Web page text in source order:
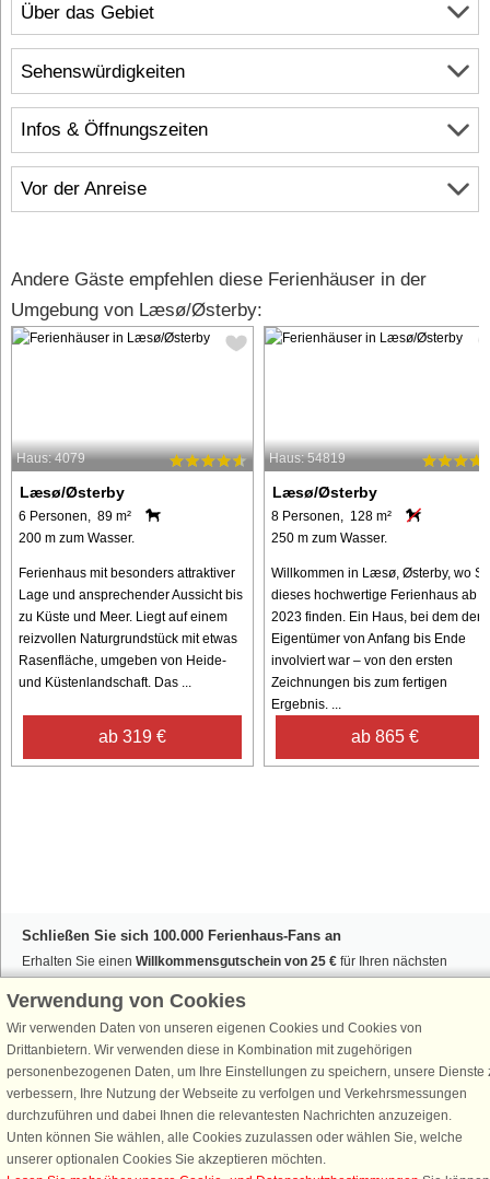
Über das Gebiet
Infos & Öffnungszeiten
Vor der Anreise
Sehenswürdigkeiten
Andere Gäste empfehlen diese Ferienhäuser in der
Umgebung von Læsø/Østerby:
Haus: 4079
Læsø/Østerby
6 Personen, 89 m²
200 m zum Wasser.
Ferienhaus mit besonders attraktiver
Lage und ansprechender Aussicht bis
zu Küste und Meer. Liegt auf einem
reizvollen Naturgrundstück mit etwas
Rasenfläche, umgeben von Heide-
und Küstenlandschaft. Das ...
ab 319 €
Haus: 54819
Læsø/Østerby
8 Personen, 128 m²
250 m zum Wasser.
Willkommen in Læsø, Østerby, wo
dieses hochwertige Ferienhaus ab
2023 finden. Ein Haus, bei dem der
Eigentümer von Anfang bis Ende
involviert war – von den ersten
Zeichnungen bis zum fertigen
Ergebnis. ...
ab 865 €
Schließen Sie sich 100.000 Ferienhaus-Fans an
Erhalten Sie einen Willkommensgutschein von 25 € für Ihren nächsten
Ferienhausurlaub - melden Sie sich einfach für den DanCenter Newsletter
an. Verpassen Sie nie wieder exklusive Angebote, Gewinnspiele und
Urlaubstipps!
Newsletter abonnieren
Verwendung von Cookies
Wir verwenden Daten von unseren eigenen Cookies und Cookies von
Drittanbietern. Wir verwenden diese in Kombination mit zugehörigen
personenbezogenen Daten, um Ihre Einstellungen zu speichern, unsere Dienste
verbessern, Ihre Nutzung der Webseite zu verfolgen und Verkehrsmessungen
durchzuführen und dabei Ihnen die relevantesten Nachrichten anzuzeigen.
Unten können Sie wählen, alle Cookies zuzulassen oder wählen Sie, welche
unserer optionalen Cookies Sie akzeptieren möchten.